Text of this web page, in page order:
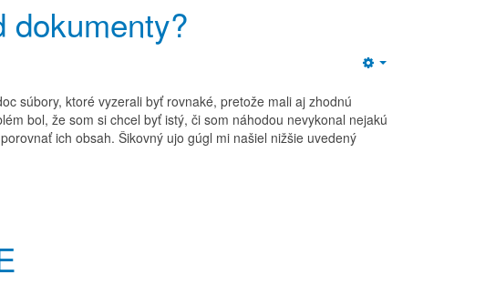
dokumenty?
súbory, ktoré vyzerali byť rovnaké, pretože mali aj zhodnú
bol, že som si chcel byť istý, či som náhodou nevykonal nejakú
ich obsah. Šikovný ujo gúgl mi našiel nižšie uvedený